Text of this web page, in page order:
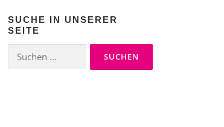
SUCHE IN UNSERER
SEITE
Suchen
nach: